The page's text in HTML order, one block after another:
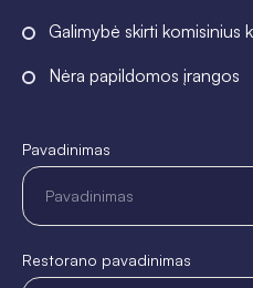
Galimybė skirti komisinius
Nėra papildomos įrangos
Pavadinimas
Restorano pavadinimas